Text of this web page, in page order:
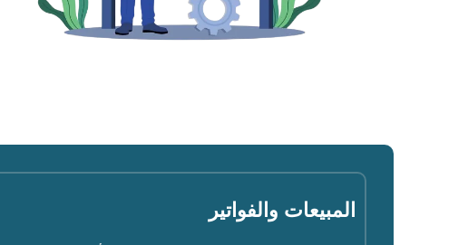
المبيعات والفواتير